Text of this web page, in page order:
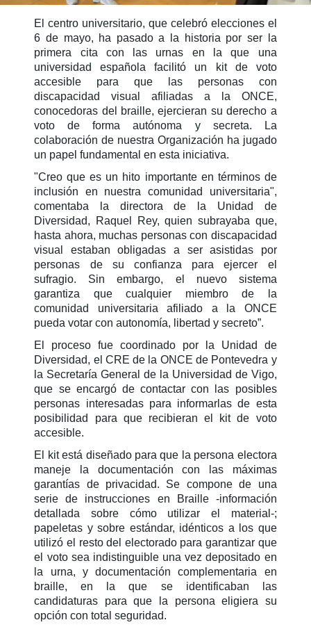
El centro universitario, que celebró elecciones el
6 de mayo, ha pasado a la historia por ser la
primera cita con las urnas en la que una
universidad española facilitó un kit de voto
accesible para que las personas con
discapacidad visual afiliadas a la ONCE,
conocedoras del braille, ejercieran su derecho a
voto de forma autónoma y secreta. La
colaboración de nuestra Organización ha jugado
un papel fundamental en esta iniciativa.
"Creo que es un hito importante en términos de
inclusión en nuestra comunidad universitaria",
comentaba la directora de la Unidad de
Diversidad, Raquel Rey, quien subrayaba que,
hasta ahora, muchas personas con discapacidad
visual estaban obligadas a ser asistidas por
personas de su confianza para ejercer el
sufragio. Sin embargo, el nuevo sistema
garantiza que cualquier miembro de la
comunidad universitaria afiliado a la ONCE
pueda votar con autonomía, libertad y secreto”.
El proceso fue coordinado por la Unidad de
Diversidad, el CRE de la ONCE de Pontevedra y
la Secretaría General de la Universidad de Vigo,
que se encargó de contactar con las posibles
personas interesadas para informarlas de esta
posibilidad para que recibieran el kit de voto
accesible.
El kit está diseñado para que la persona electora
maneje la documentación con las máximas
garantías de privacidad. Se compone de una
serie de instrucciones en Braille -información
detallada sobre cómo utilizar el material-;
papeletas y sobre estándar, idénticos a los que
utilizó el resto del electorado para garantizar que
el voto sea indistinguible una vez depositado en
la urna, y documentación complementaria en
braille, en la que se identificaban las
candidaturas para que la persona eligiera su
opción con total seguridad.